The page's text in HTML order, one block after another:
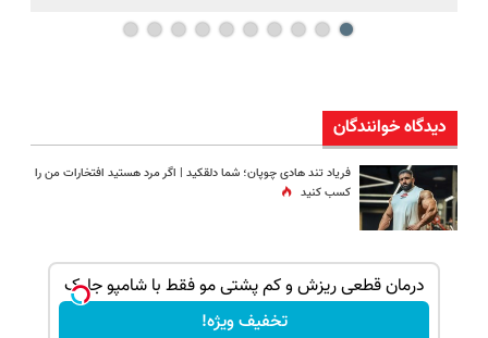
دیدگاه خوانندگان
فریاد تند هادی چوپان؛‌ شما دلقکید | اگر مرد هستید افتخارات من را
کسب کنید
درمان قطعی ریزش و کم پشتی مو فقط با شامپو جلبک
تخفیف ویژه!